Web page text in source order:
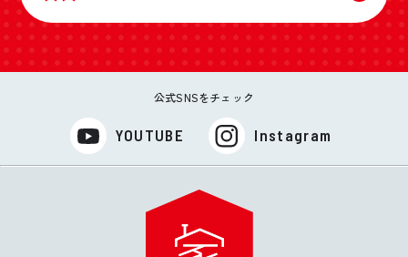
公式SNSをチェック
YOUTUBE Instagram